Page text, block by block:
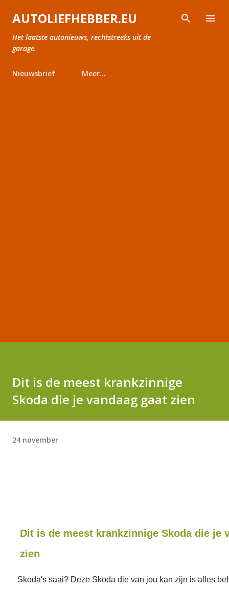
Doorgaan naar hoofdcontent
AUTOLIEFHEBBER.EU
Het laatste autonieuws, rechtstreeks uit de
garage.
Nieuwsbrief Meer…
Dit is de meest krankzinnige
Skoda die je vandaag gaat zien
24 november
Dit is de meest krankzinnige Skoda die je
zien
Skoda's saai? Deze Skoda die van jou kan zijn is alles